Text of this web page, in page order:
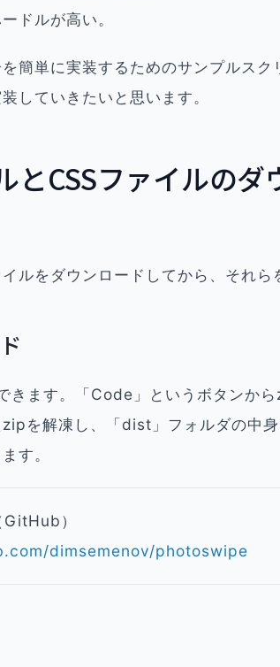
ドルが高い。
簡単に実装するためのサンプルス
していきたいと思います。
とCSSファイルの
ルをダウンロードしてから、それら
きます。「Code」というボタンから
を解凍し、「dist」フォルダの中
す。
）
dimsemenov/photoswipe